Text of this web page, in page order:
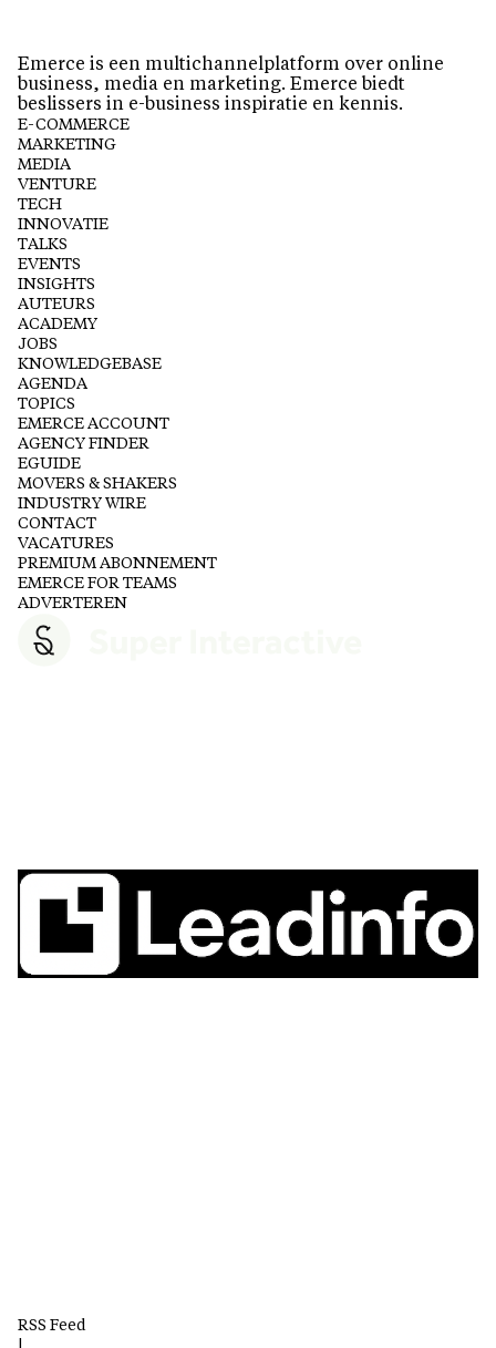
Emerce is een multichannelplatform over online
business, media en marketing. Emerce biedt
beslissers in e-business inspiratie en kennis.
E-COMMERCE
MARKETING
MEDIA
VENTURE
TECH
INNOVATIE
TALKS
EVENTS
INSIGHTS
AUTEURS
ACADEMY
JOBS
KNOWLEDGEBASE
AGENDA
TOPICS
EMERCE ACCOUNT
AGENCY FINDER
EGUIDE
MOVERS & SHAKERS
INDUSTRY WIRE
CONTACT
VACATURES
PREMIUM ABONNEMENT
EMERCE FOR TEAMS
ADVERTEREN
RSS Feed